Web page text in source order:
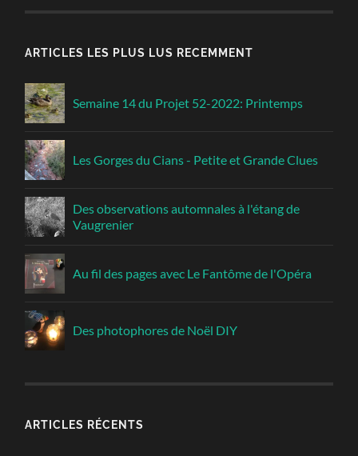
ARTICLES LES PLUS LUS RECEMMENT
Semaine 14 du Projet 52-2022: Printemps
Les Gorges du Cians - Petite et Grande Clues
Des observations automnales à l'étang de
Vaugrenier
Au fil des pages avec Le Fantôme de l'Opéra
Des photophores de Noël DIY
ARTICLES RÉCENTS